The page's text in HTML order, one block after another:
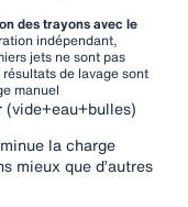
des trayons avec le
indépendant,
jets ne sont pas
de lavage sont
manuel
la charge
mieux que d’autres